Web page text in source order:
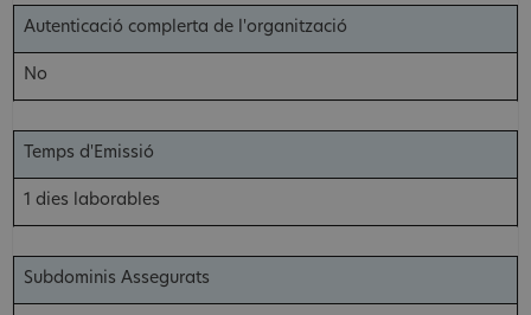
Autenticació complerta de l'organització
No
Temps d'Emissió
1 dies laborables
Subdominis Assegurats